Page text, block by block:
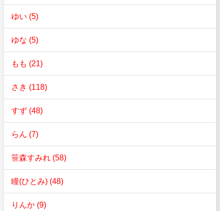
ゆい (5)
ゆな (5)
もも (21)
さき (118)
すず (48)
らん (7)
笹森すみれ (58)
瞳(ひとみ) (48)
りんか (9)